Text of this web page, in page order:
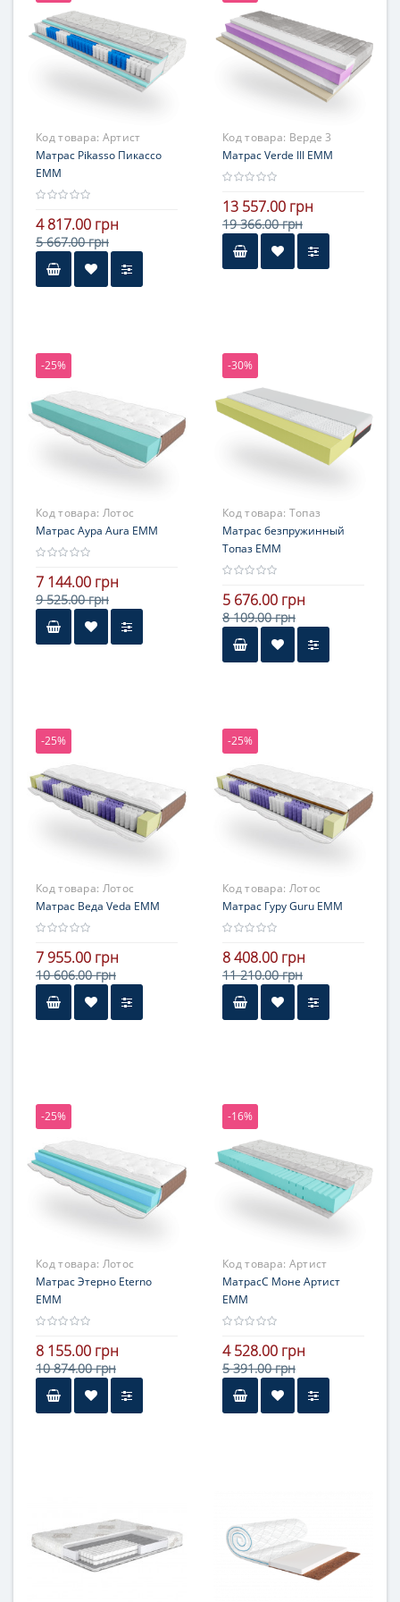
выше средней жесткости
Код товара: Артист
Матрас Pikasso Пикассо
ЕММ
4 817.00 грн
5 667.00 грн
Код товара: Верде 3
Матрас Verde III ЕММ
13 557.00 грн
19 366.00 грн
Жесткость
стороны с разной
жесткостью
-25%
Код товара: Лотос
Матрас Аура Aura ЕММ
7 144.00 грн
9 525.00 грн
-30%
Код товара: Топаз
Матрас безпружинный
Топаз ЕММ
5 676.00 грн
8 109.00 грн
-25%
Код товара: Лотос
Матрас Веда Veda ЕММ
7 955.00 грн
10 606.00 грн
-25%
Код товара: Лотос
Матрас Гуру Guru ЕММ
8 408.00 грн
11 210.00 грн
-25%
Код товара: Лотос
Матрас Этерно Eterno
ЕММ
8 155.00 грн
10 874.00 грн
-16%
Код товара: Артист
МатрасС Моне Артист
ЕММ
4 528.00 грн
5 391.00 грн